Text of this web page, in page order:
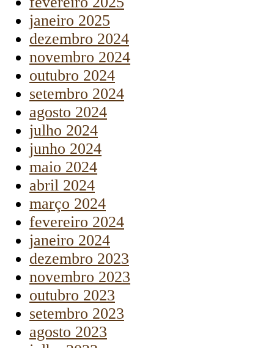
janeiro 2025
dezembro 2024
novembro 2024
outubro 2024
setembro 2024
agosto 2024
julho 2024
junho 2024
maio 2024
abril 2024
março 2024
fevereiro 2024
janeiro 2024
dezembro 2023
novembro 2023
outubro 2023
setembro 2023
agosto 2023